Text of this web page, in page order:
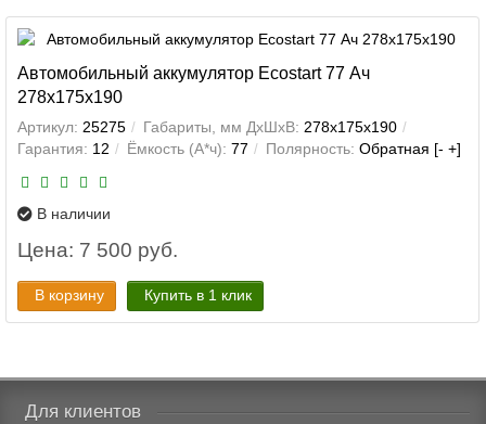
Автомобильный аккумулятор Ecostart 77 Ач
278x175x190
Артикул: 25275 Габариты, мм ДхШхВ: 278x175x190
Гарантия: 12 Ёмкость (А*ч): 77 Полярность: Обратная [- +]
В наличии
Цена: 7 500 руб.
В корзину Купить в 1 клик
Для клиентов